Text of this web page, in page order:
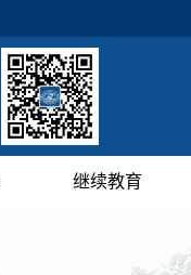
继续教育